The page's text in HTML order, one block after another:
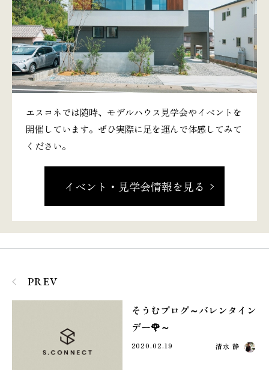
エスコネでは随時、モデルハウス見学会やイベントを
開催しています。ぜひ実際に足を運んで体感してみて
ください。
イベント・見学会情報を見る
PREV
そうむブログ～バレンタイン
デー🌹～
2020.02.19 清水 静